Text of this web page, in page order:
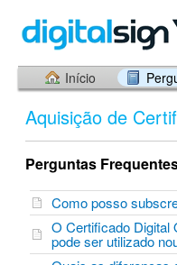
Início
Aquisição de
Perguntas
Como posso
O Certificado Digital
pode ser utilizado